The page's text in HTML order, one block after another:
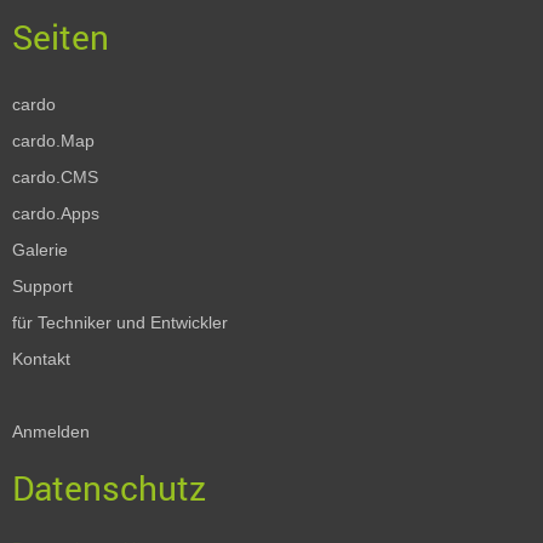
cardo
cardo.Map
cardo.CMS
cardo.Apps
Galerie
Support
für Techniker und Entwickler
Kontakt
Anmelden
Datenschutz